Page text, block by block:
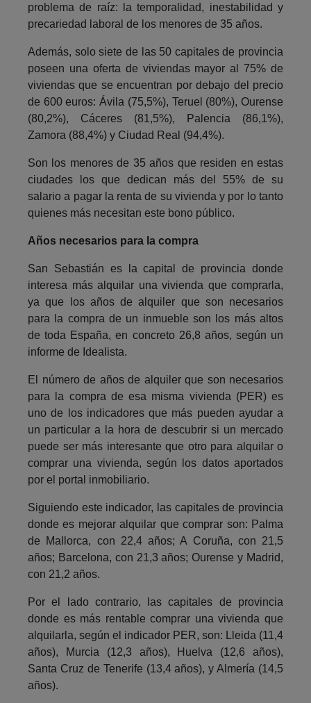
problema de raíz: la temporalidad, inestabilidad y
precariedad laboral de los menores de 35 años.
Además, solo siete de las 50 capitales de provincia
poseen una oferta de viviendas mayor al 75% de
viviendas que se encuentran por debajo del precio
de 600 euros: Ávila (75,5%), Teruel (80%), Ourense
(80,2%), Cáceres (81,5%), Palencia (86,1%),
Zamora (88,4%) y Ciudad Real (94,4%).
Son los menores de 35 años que residen en estas
ciudades los que dedican más del 55% de su
salario a pagar la renta de su vivienda y por lo tanto
quienes más necesitan este bono público.
Años necesarios para la compra
San Sebastián es la capital de provincia donde
interesa más alquilar una vivienda que comprarla,
ya que los años de alquiler que son necesarios
para la compra de un inmueble son los más altos
de toda España, en concreto 26,8 años, según un
informe de Idealista.
El número de años de alquiler que son necesarios
para la compra de esa misma vivienda (PER) es
uno de los indicadores que más pueden ayudar a
un particular a la hora de descubrir si un mercado
puede ser más interesante que otro para alquilar o
comprar una vivienda, según los datos aportados
por el portal inmobiliario.
Siguiendo este indicador, las capitales de provincia
donde es mejorar alquilar que comprar son: Palma
de Mallorca, con 22,4 años; A Coruña, con 21,5
años; Barcelona, con 21,3 años; Ourense y Madrid,
con 21,2 años.
Por el lado contrario, las capitales de provincia
donde es más rentable comprar una vivienda que
alquilarla, según el indicador PER, son: Lleida (11,4
años), Murcia (12,3 años), Huelva (12,6 años),
Santa Cruz de Tenerife (13,4 años), y Almería (14,5
años).